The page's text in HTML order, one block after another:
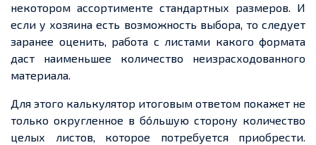
некотором ассортименте стандартных размеров. И
если у хозяина есть возможность выбора, то следует
заранее оценить, работа с листами какого формата
даст наименьшее количество неизрасходованного
материала.
Для этого калькулятор итоговым ответом покажет не
только округленное в бо́льшую сторону количество
целых листов, которое потребуется приобрести.